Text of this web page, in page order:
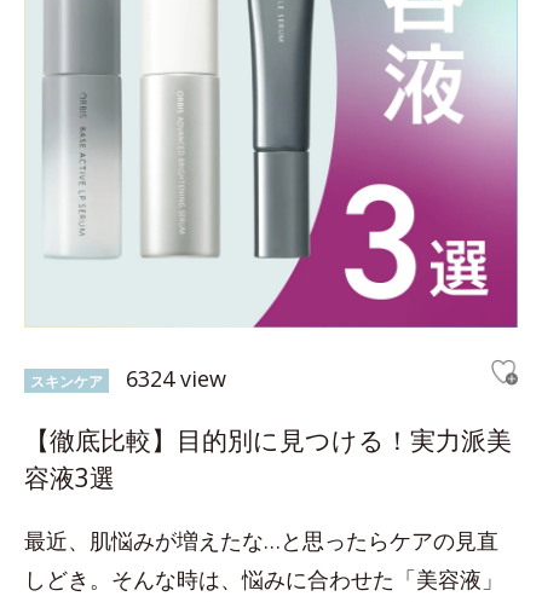
スキンケア 6324 view
【徹底比較】目的別に見つける！実力派美
容液3選
最近、肌悩みが増えたな…と思ったらケアの見直
しどき。そんな時は、悩みに合わせた「美容液」